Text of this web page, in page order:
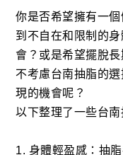
你是否希望擁有一
到不自在和限制的
會？或是希望擺脫
不考慮台南抽脂的
現的機會呢？
以下整理了一些台南
1. 身體輕盈感：抽